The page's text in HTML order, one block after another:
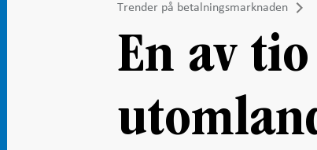
Trender på betalningsmarknaden
En av